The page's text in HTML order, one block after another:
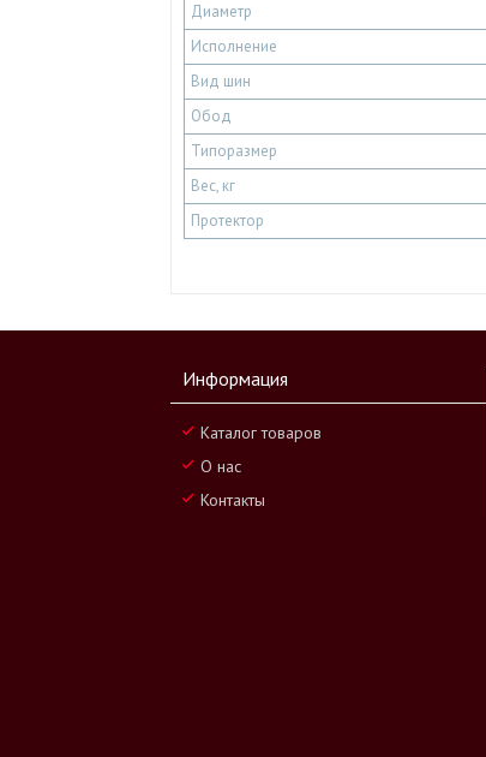
Диаметр
Исполнение
Вид шин
Обод
Типоразмер
Вес, кг
Протектор
Информация
Каталог товаров
О нас
Контакты